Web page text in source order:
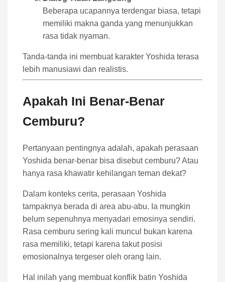
Beberapa ucapannya terdengar biasa, tetapi
memiliki makna ganda yang menunjukkan
rasa tidak nyaman.
Tanda-tanda ini membuat karakter Yoshida terasa
lebih manusiawi dan realistis.
Apakah Ini Benar-Benar
Cemburu?
Pertanyaan pentingnya adalah, apakah perasaan
Yoshida benar-benar bisa disebut cemburu? Atau
hanya rasa khawatir kehilangan teman dekat?
Dalam konteks cerita, perasaan Yoshida
tampaknya berada di area abu-abu. Ia mungkin
belum sepenuhnya menyadari emosinya sendiri.
Rasa cemburu sering kali muncul bukan karena
rasa memiliki, tetapi karena takut posisi
emosionalnya tergeser oleh orang lain.
Hal inilah yang membuat konflik batin Yoshida